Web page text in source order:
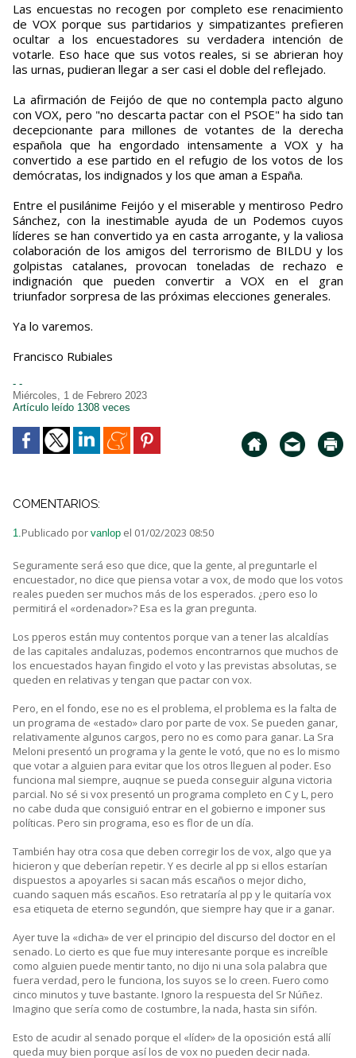
Las encuestas no recogen por completo ese renacimiento
de VOX porque sus partidarios y simpatizantes prefieren
ocultar a los encuestadores su verdadera intención de
votarle. Eso hace que sus votos reales, si se abrieran hoy
las urnas, pudieran llegar a ser casi el doble del reflejado.
La afirmación de Feijóo de que no contempla pacto alguno
con VOX, pero "no descarta pactar con el PSOE" ha sido tan
decepcionante para millones de votantes de la derecha
española que ha engordado intensamente a VOX y ha
convertido a ese partido en el refugio de los votos de los
demócratas, los indignados y los que aman a España.
Entre el pusilánime Feijóo y el miserable y mentiroso Pedro
Sánchez, con la inestimable ayuda de un Podemos cuyos
líderes se han convertido ya en casta arrogante, y la valiosa
colaboración de los amigos del terrorismo de BILDU y los
golpistas catalanes, provocan toneladas de rechazo e
indignación que pueden convertir a VOX en el gran
triunfador sorpresa de las próximas elecciones generales.
Ya lo varemos.
Francisco Rubiales
- -
Miércoles, 1 de Febrero 2023
Artículo leído 1308 veces
COMENTARIOS:
1.Publicado por vanlop el 01/02/2023 08:50
Seguramente será eso que dice, que la gente, al preguntarle el
encuestador, no dice que piensa votar a vox, de modo que los votos
reales pueden ser muchos más de los esperados. ¿pero eso lo
permitirá el «ordenador»? Esa es la gran pregunta.
Los pperos están muy contentos porque van a tener las alcaldías
de las capitales andaluzas, podemos encontrarnos que muchos de
los encuestados hayan fingido el voto y las previstas absolutas, se
queden en relativas y tengan que pactar con vox.
Pero, en el fondo, ese no es el problema, el problema es la falta de
un programa de «estado» claro por parte de vox. Se pueden ganar,
relativamente algunos cargos, pero no es como para ganar. La Sra
Meloni presentó un programa y la gente le votó, que no es lo mismo
que votar a alguien para evitar que los otros lleguen al poder. Eso
funciona mal siempre, auqnue se pueda conseguir alguna victoria
parcial. No sé si vox presentó un programa completo en C y L, pero
no cabe duda que consiguió entrar en el gobierno e imponer sus
políticas. Pero sin programa, eso es flor de un día.
También hay otra cosa que deben corregir los de vox, algo que ya
hicieron y que deberían repetir. Y es decirle al pp si ellos estarían
dispuestos a apoyarles si sacan más escaños o mejor dicho,
cuando saquen más escaños. Eso retrataría al pp y le quitaría vox
esa etiqueta de eterno segundón, que siempre hay que ir a ganar.
Ayer tuve la «dicha» de ver el principio del discurso del doctor en el
senado. Lo cierto es que fue muy interesante porque es increíble
como alguien puede mentir tanto, no dijo ni una sola palabra que
fuera verdad, pero le funciona, los suyos se lo creen. Fuero como
cinco minutos y tuve bastante. Ignoro la respuesta del Sr Núñez.
Imagino que sería como de costumbre, la nada, hasta sin sifón.
Esto de acudir al senado porque el «líder» de la oposición está allí
queda muy bien porque así los de vox no pueden decir nada.